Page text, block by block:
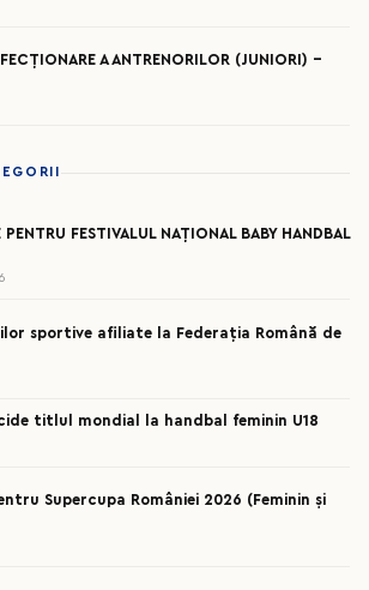
A ANTRENORILOR (JUNIORI) -
PENTRU FESTIVALUL NAȚIONAL BABY HANDBAL
sportive afiliate la Federația Română de
titlul mondial la handbal feminin U18
Supercupa României 2026 (Feminin și